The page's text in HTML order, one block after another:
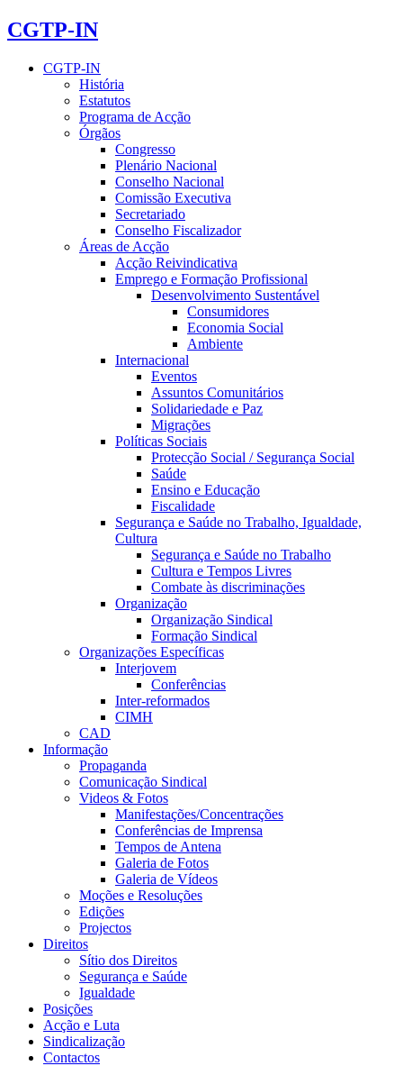
CGTP-IN
CGTP-IN
História
Estatutos
Programa de Acção
Órgãos
Congresso
Plenário Nacional
Conselho Nacional
Comissão Executiva
Secretariado
Conselho Fiscalizador
Áreas de Acção
Acção Reivindicativa
Emprego e Formação Profissional
Desenvolvimento Sustentável
Consumidores
Economia Social
Ambiente
Internacional
Eventos
Assuntos Comunitários
Solidariedade e Paz
Migrações
Políticas Sociais
Protecção Social / Segurança Social
Saúde
Ensino e Educação
Fiscalidade
Segurança e Saúde no Trabalho, Igualdade,
Cultura
Segurança e Saúde no Trabalho
Cultura e Tempos Livres
Combate às discriminações
Organização
Organização Sindical
Formação Sindical
Organizações Específicas
Interjovem
Conferências
Inter-reformados
CIMH
CAD
Informação
Propaganda
Comunicação Sindical
Videos & Fotos
Manifestações/Concentrações
Conferências de Imprensa
Tempos de Antena
Galeria de Fotos
Galeria de Vídeos
Moções e Resoluções
Edições
Projectos
Direitos
Sítio dos Direitos
Segurança e Saúde
Igualdade
Posições
Acção e Luta
Sindicalização
Contactos